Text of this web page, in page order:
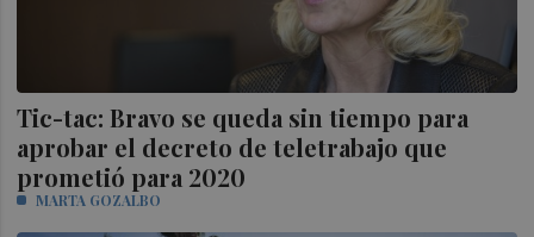
Tic-tac: Bravo se queda sin tiempo para
aprobar el decreto de teletrabajo que
prometió para 2020
MARTA GOZALBO